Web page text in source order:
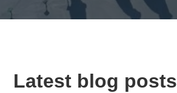
Latest blog posts